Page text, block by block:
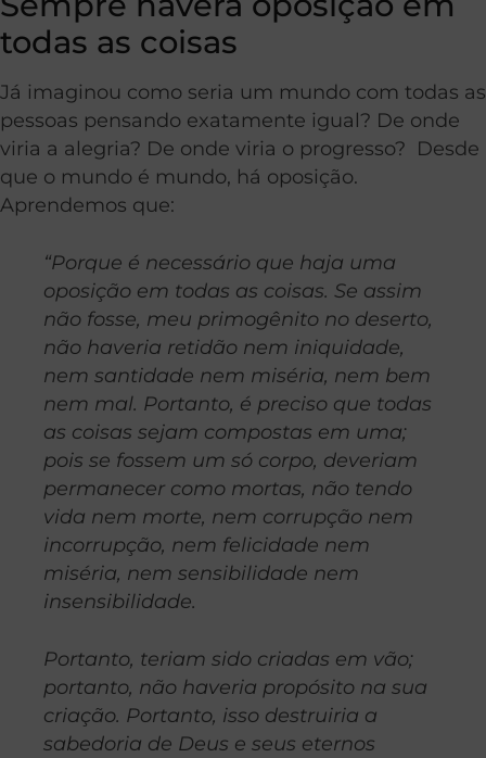
todas as coisas
Já imaginou como seria um mundo com todas as
pessoas pensando exatamente igual? De onde
viria a alegria? De onde viria o progresso? Desde
que o mundo é mundo, há oposição.
Aprendemos que:
“Porque é necessário que haja uma
oposição em todas as coisas. Se assim
não fosse, meu primogênito no deserto,
não haveria retidão nem iniquidade,
nem santidade nem miséria, nem bem
nem mal. Portanto, é preciso que todas
as coisas sejam compostas em uma;
pois se fossem um só corpo, deveriam
permanecer como mortas, não tendo
vida nem morte, nem corrupção nem
incorrupção, nem felicidade nem
miséria, nem sensibilidade nem
insensibilidade.
Portanto, teriam sido criadas em vão;
portanto, não haveria propósito na sua
criação. Portanto, isso destruiria a
sabedoria de Deus e seus eternos